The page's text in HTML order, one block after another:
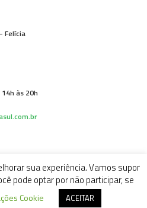
Felícia
às 20h
/ TODOS OS DIREITOS RESERVADOS
sua experiência. Vamos supor
pode optar por não participar, se
Cookie ACEITAR